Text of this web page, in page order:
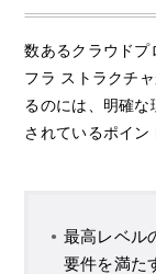
数あるクラウドプ
フラ ストラクチ
るのには、明確な
されているポイン
最高レベル
要件を満た